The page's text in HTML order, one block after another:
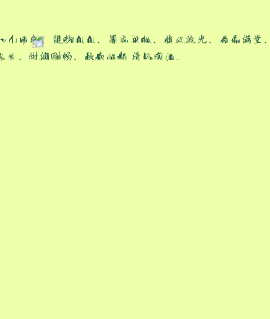
个节气，夏杪烈烈，暑盛至极，萤火流光，荷香满堂
盈，淋漓酣畅，秋意将起 清风有归。